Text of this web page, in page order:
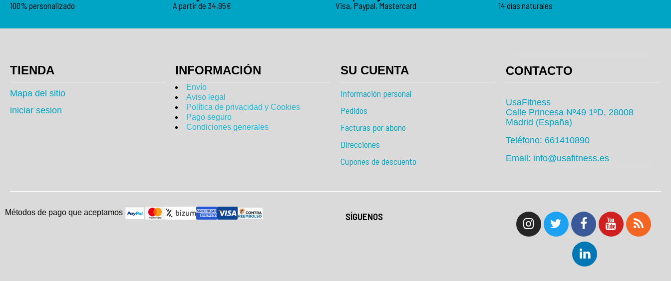
100% personalizado A partir de 34,95€ Visa, Paypal, Mastercard 14 días naturales
TIENDA
Mapa del sitio
iniciar sesion
INFORMACIÓN
Envío
Aviso legal
Política de privacidad y Cookies
Pago seguro
Condiciones generales
SU CUENTA
Información personal
Pedidos
Facturas por abono
Direcciones
Cupones de descuento
CONTACTO
UsaFitness
Calle Princesa Nº49 1ºD, 28008
Madrid (España)
Teléfono: 661410890
Email: info@usafitness.es
Métodos de pago que aceptamos SÍGUENOS